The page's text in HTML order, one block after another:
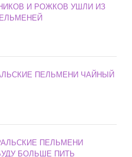
И РОЖКОВ УШЛИ ИЗ
ПЕЛЬМЕНИ ЧАЙНЫЙ
ПЕЛЬМЕНИ
БОЛЬШЕ ПИТЬ